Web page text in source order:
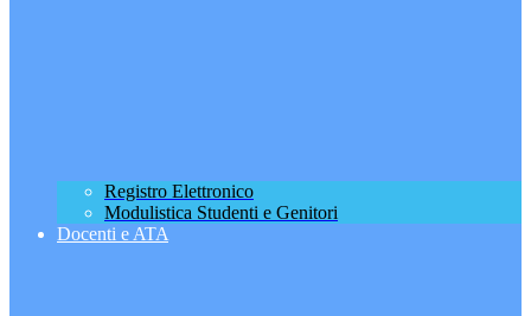
Registro Elettronico
Modulistica Studenti e Genitori
Docenti e ATA